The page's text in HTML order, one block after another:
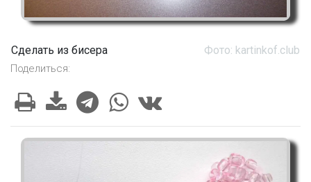
Сделать из бисера Фото: kartinkof.club
Поделиться: